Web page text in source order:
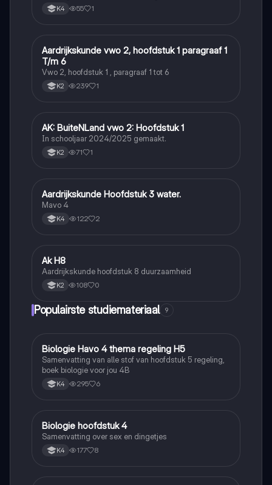
K4 55 1
Aardrijkskunde
Aardrijkskunde vwo 2, hoofdstuk 1 paragraaf 1
T/m 6
Vwo 2, hoofdstuk 1 , paragraaf 1 tot 6
K2 239 1
Aardrijkskunde
AK: BuiteNLand vwo 2: Hoofdstuk 1
In schooljaar 2024/2025 gemaakt.
K2 71 1
Aardrijkskunde
Aardrijkskunde Hoofdstuk 3 water.
Mavo 4
K4 122 2
Aardrijkskunde
Ak H8
Aardrijkskunde hoofdstuk 8 duurzaamheid
K2 108 0
Populairste studiemateriaal 9
Biologie
Biologie Havo 4 thema regeling H5
Samenvatting van alle stof van hoofdstuk 5 regeling,
boek biologie voor jou 4B
K4 295 6
Biologie
Biologie hoofdstuk 4
Samenvatting over sex en dingetjes
K4 177 8